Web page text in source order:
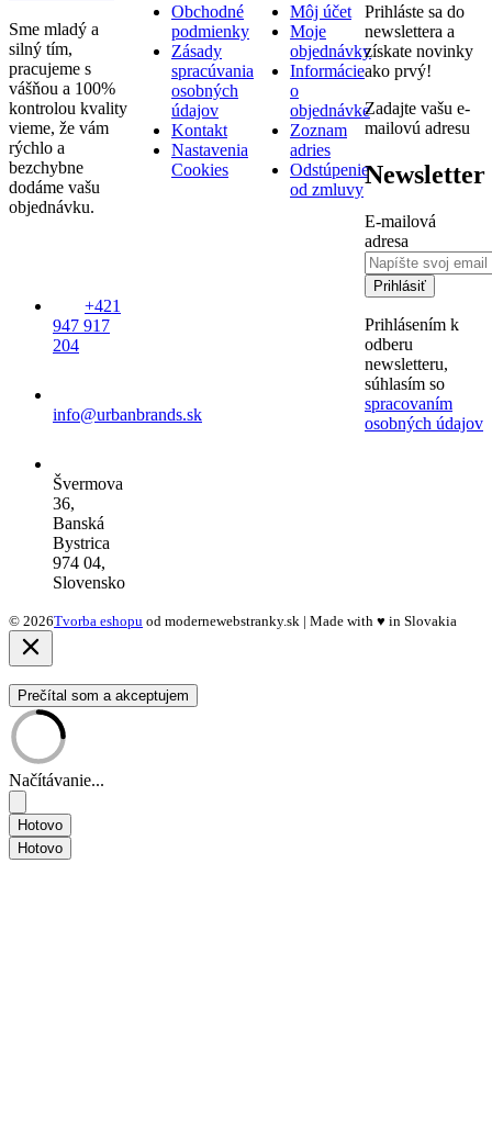
Sme mladý a
silný tím,
pracujeme s
vášňou a 100%
kontrolou kvality
vieme, že vám
rýchlo a
bezchybne
dodáme vašu
objednávku.
+421
947 917
204
info@urbanbrands.sk
Švermova
36,
Banská
Bystrica
974 04,
Slovensko
Obchodné
podmienky
Zásady
spracúvania
osobných
údajov
Kontakt
Nastavenia
Cookies
Môj účet
Moje
objednávky
Informácie
o
objednávke
Zoznam
adries
Odstúpenie
od zmluvy
Prihláste sa do
newslettera a
získate novinky
ako prvý!
Zadajte vašu e-
mailovú adresu
Newsletter
E-mailová
adresa
Prihlásiť
Prihlásením k
odberu
newsletteru,
súhlasím so
spracovaním
osobných údajov
© 2026Tvorba eshopu od modernewebstranky.sk | Made with ♥ in Slovakia
Prečítal som a akceptujem
Načítávanie...
Hotovo
Hotovo